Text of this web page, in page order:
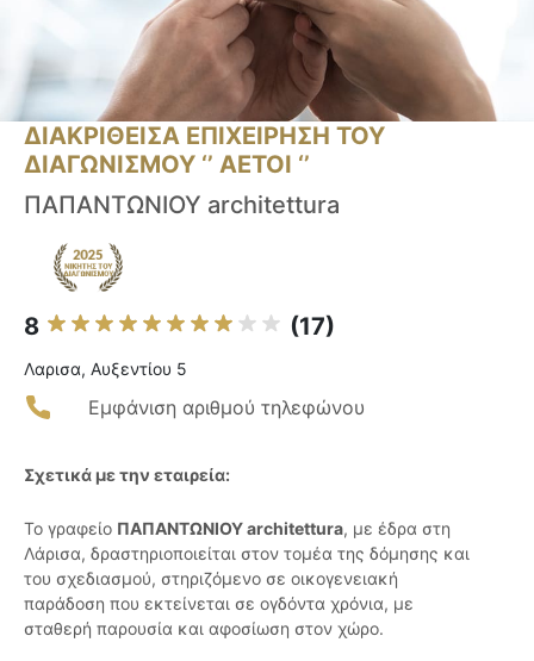
ΔΙΑΚΡΙΘΕΙΣΑ ΕΠΙΧΕΙΡΗΣΗ ΤΟΥ
ΔΙΑΓΩΝΙΣΜΟΥ ‘’ ΑΕΤΟΙ ‘’
ΠΑΠΑΝΤΩΝΙΟΥ architettura
8 (17)
Λαρισα, Αυξεντίου 5
Εμφάνιση αριθμού τηλεφώνου
Σχετικά με την εταιρεία:
Το γραφείο ΠΑΠΑΝΤΩΝΙΟΥ architettura, με έδρα στη
Λάρισα, δραστηριοποιείται στον τομέα της δόμησης και
του σχεδιασμού, στηριζόμενο σε οικογενειακή
παράδοση που εκτείνεται σε ογδόντα χρόνια, με
σταθερή παρουσία και αφοσίωση στον χώρο.